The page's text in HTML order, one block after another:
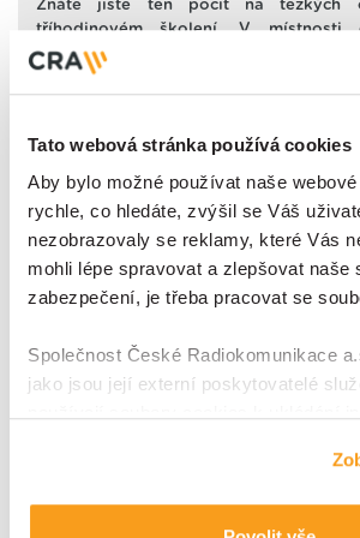
Tato webová stránka používá cookies
Aby bylo možné používat naše
rychle, co hledáte, zvýšil se Váš
nezobrazovaly se reklamy, které Vás
mohli lépe spravovat a zlepšovat naše
zabezpečení, je třeba pracovat se
Společnost České Radiokomunikace
jako jsou její externí poskytovatelé
zdokonalováním svých služeb a
svých služeb, k analýze a vylepšování
Znáte jistě ten pocit na těžkých
tříhodinovém školení. V
vydýchaná a školitel to vnímá jinak,
a mluví. Jeho slova však nedopadají
chytrá města
ČR je funkční spolupráce s